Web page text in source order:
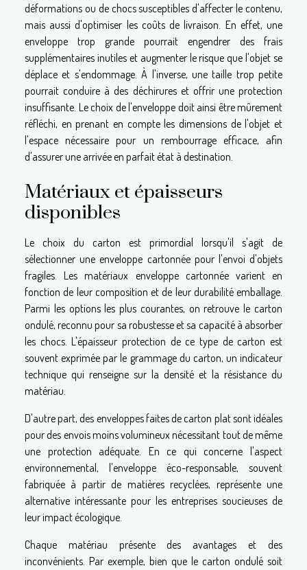
déformations ou de chocs susceptibles d'affecter le contenu,
mais aussi d'optimiser les coûts de livraison. En effet, une
enveloppe trop grande pourrait engendrer des frais
supplémentaires inutiles et augmenter le risque que l'objet se
déplace et s'endommage. À l'inverse, une taille trop petite
pourrait conduire à des déchirures et offrir une protection
insuffisante. Le choix de l'enveloppe doit ainsi être mûrement
réfléchi, en prenant en compte les dimensions de l'objet et
l'espace nécessaire pour un rembourrage efficace, afin
d'assurer une arrivée en parfait état à destination.
Matériaux et épaisseurs
disponibles
Le choix du carton est primordial lorsqu'il s'agit de
sélectionner une enveloppe cartonnée pour l'envoi d'objets
fragiles. Les matériaux enveloppe cartonnée varient en
fonction de leur composition et de leur durabilité emballage.
Parmi les options les plus courantes, on retrouve le carton
ondulé, reconnu pour sa robustesse et sa capacité à absorber
les chocs. L'épaisseur protection de ce type de carton est
souvent exprimée par le grammage du carton, un indicateur
technique qui renseigne sur la densité et la résistance du
matériau.
D'autre part, des enveloppes faites de carton plat sont idéales
pour des envois moins volumineux nécessitant tout de même
une protection adéquate. En ce qui concerne l'aspect
environnemental, l'enveloppe éco-responsable, souvent
fabriquée à partir de matières recyclées, représente une
alternative intéressante pour les entreprises soucieuses de
leur impact écologique.
Chaque matériau présente des avantages et des
inconvénients. Par exemple, bien que le carton ondulé soit